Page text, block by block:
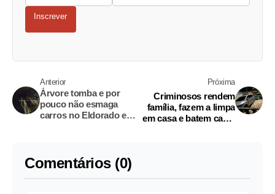
Inscrever
Anterior
Árvore tomba e por
pouco não esmaga
carros no Eldorado em
Próxima
Criminosos rendem
família, fazem a limpa
em casa e batem carro
Comentários (0)